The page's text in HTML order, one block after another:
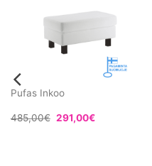
Pufas Inkoo
485,00€ 291,00€